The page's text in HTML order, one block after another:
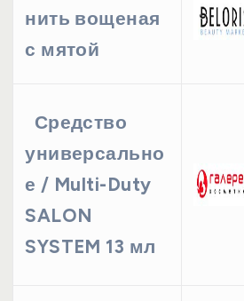
нить вощеная
с мятой
Средство
универсально
е / Multi-Duty
SALON
SYSTEM 13 мл